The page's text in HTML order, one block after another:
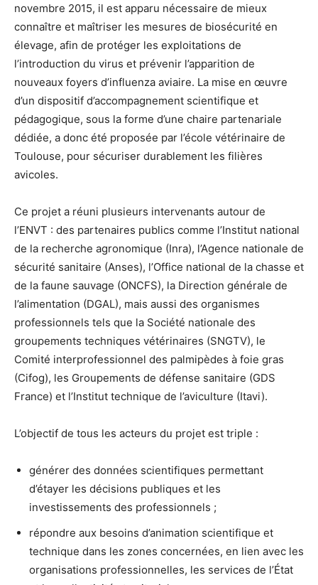
novembre 2015, il est apparu nécessaire de mieux
connaître et maîtriser les mesures de biosécurité en
élevage, afin de protéger les exploitations de
l’introduction du virus et prévenir l’apparition de
nouveaux foyers d’influenza aviaire. La mise en œuvre
d’un dispositif d’accompagnement scientifique et
pédagogique, sous la forme d’une chaire partenariale
dédiée, a donc été proposée par l’école vétérinaire de
Toulouse, pour sécuriser durablement les filières
avicoles.
Ce projet a réuni plusieurs intervenants autour de
l’ENVT : des partenaires publics comme l’Institut national
de la recherche agronomique (Inra), l’Agence nationale de
sécurité sanitaire (Anses), l’Office national de la chasse et
de la faune sauvage (ONCFS), la Direction générale de
l’alimentation (DGAL), mais aussi des organismes
professionnels tels que la Société nationale des
groupements techniques vétérinaires (SNGTV), le
Comité interprofessionnel des palmipèdes à foie gras
(Cifog), les Groupements de défense sanitaire (GDS
France) et l’Institut technique de l’aviculture (Itavi).
L’objectif de tous les acteurs du projet est triple :
générer des données scientifiques permettant
d’étayer les décisions publiques et les
investissements des professionnels ;
répondre aux besoins d’animation scientifique et
technique dans les zones concernées, en lien avec les
organisations professionnelles, les services de l’État